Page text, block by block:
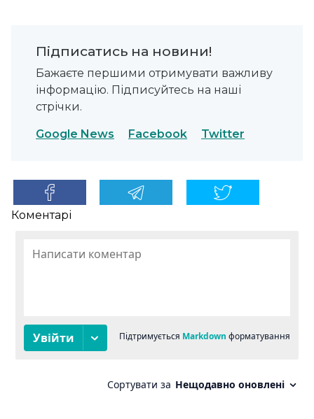
Підписатись на новини!
Бажаєте першими отримувати важливу
інформацію. Підписуйтесь на наші
стрічки.
Google News Facebook Twitter
Коментарі